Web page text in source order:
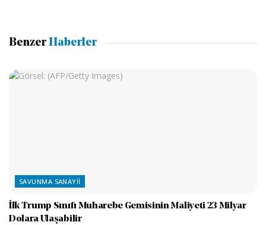
Benzer Haberler
SAVUNMA SANAYII
İlk Trump Sınıfı Muharebe Gemisinin Maliyeti 23 Milyar
Dolara Ulaşabilir